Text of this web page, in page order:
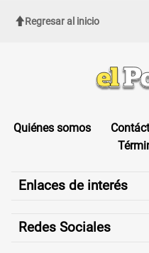
Regresar al inicio
Quiénes somos
Enlaces de interés
Redes Sociales